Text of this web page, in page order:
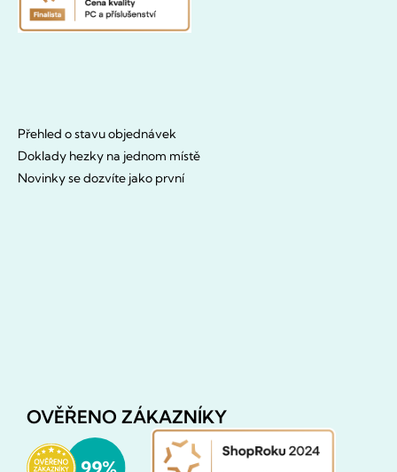
Přehled o stavu objednávek
Doklady hezky na jednom místě
Novinky se dozvíte jako první
OVĚŘENO ZÁKAZNÍKY